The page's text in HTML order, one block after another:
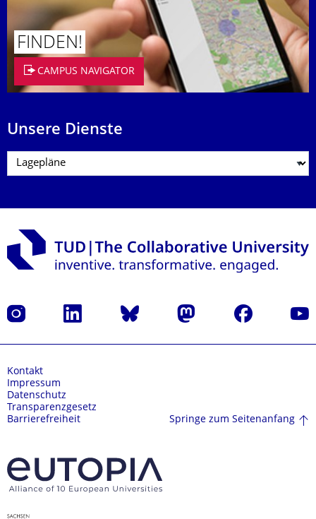
FINDEN!
CAMPUS NAVIGATOR
Unsere Dienste
Instagram LinkedIn Bluesky Mastodon Facebook
Kontakt
Impressum
Datenschutz
Transparenzgesetz
Barrierefreiheit
Springe zum Seitenanfang